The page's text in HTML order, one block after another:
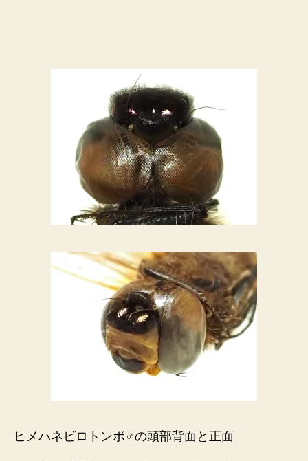
ヒメハネビロトンボ♂の頭部背面と正面